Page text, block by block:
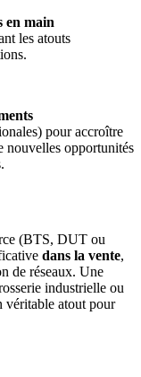
en main
les atouts
pour accroître
nouvelles opportunités
(BTS, DUT ou
dans la vente,
de réseaux. Une
industrielle ou
véritable atout pour